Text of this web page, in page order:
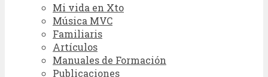
Mi vida en Xto
Música MVC
Familiaris
Artículos
Manuales de Formación
Publicaciones